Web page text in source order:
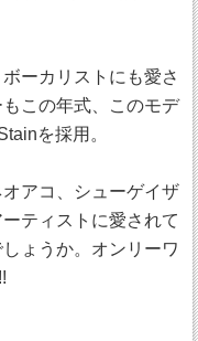
ーカリストにも愛さ
この年式、このモデ
を採用。
アコ、シューゲイザ
ティストに愛されて
ょうか。オンリーワ